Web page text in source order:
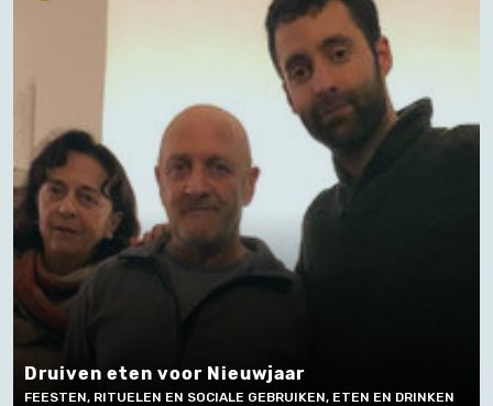
Druiven eten voor Nieuwjaar
FEESTEN, RITUELEN EN SOCIALE GEBRUIKEN, ETEN EN DRINKEN